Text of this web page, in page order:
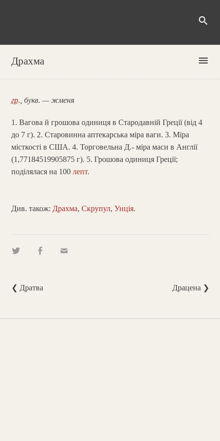
search
Драхма menu
гр. , букв. — жменя
1. Вагова й грошова одиниця в Стародавній Греції (від 4
до 7 г). 2. Старовинна аптекарська міра ваги. 3. Міра
місткості в США. 4. Торговельна Д.- міра маси в Англії
(1,77184519905875 г). 5. Грошова одиниця Греції;
поділялася на 100 лепт.
Див. також: Драхма, Скрупул, Унція.
❮ Дратва Драцена ❯